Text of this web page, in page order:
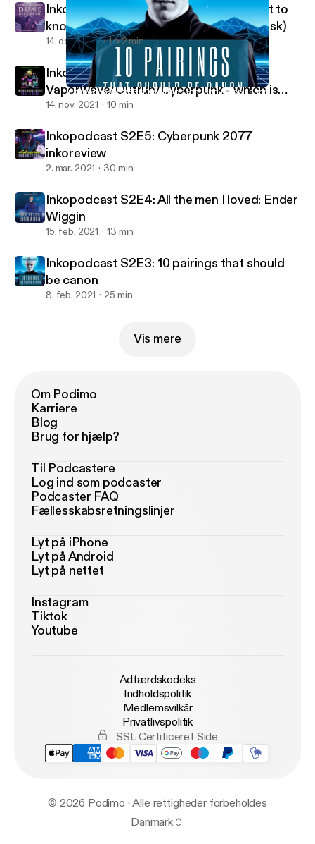
Inkopodcast S2E3: 10 pairings that should be canon
Inkopodcast
Inkopodcast S2E7: Everything you want to
know about Dune (but you're afraid to ask)
14. dec. 2021 1 h 2 min
Inkopodcast S2E6:
Vaporwave/Outrun/Cyberpunk - which is
which?
14. nov. 2021 10 min
Inkopodcast S2E5: Cyberpunk 2077
inkoreview
2. mar. 2021 30 min
Inkopodcast S2E4: All the men I loved: Ender
Wiggin
15. feb. 2021 13 min
Inkopodcast S2E3: 10 pairings that should
be canon
8. feb. 2021 25 min
Vis mere
Om Podimo
Karriere
Blog
Brug for hjælp?
Til Podcastere
Log ind som podcaster
Podcaster FAQ
Fællesskabsretningslinjer
Lyt på iPhone
Lyt på Android
Lyt på nettet
Instagram
Tiktok
Youtube
Adfærdskodeks
Indholdspolitik
Medlemsvilkår
Privatlivspolitik
SSL Certificeret Side
© 2026 Podimo · Alle rettigheder forbeholdes
Danmark